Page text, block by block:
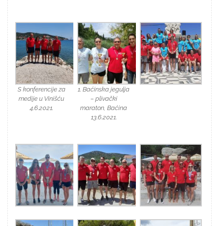
S konferencije za
medije u Vinišću
4.6.2021.
1. Baćinska jegulja
– plivački
maraton, Baćina
13.6.2021.